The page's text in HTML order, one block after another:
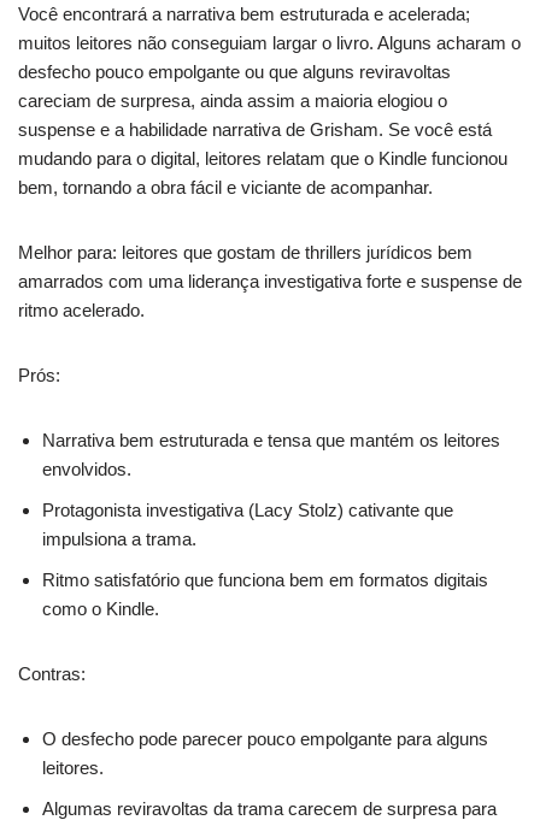
Você encontrará a narrativa bem estruturada e acelerada;
muitos leitores não conseguiam largar o livro. Alguns acharam o
desfecho pouco empolgante ou que alguns reviravoltas
careciam de surpresa, ainda assim a maioria elogiou o
suspense e a habilidade narrativa de Grisham. Se você está
mudando para o digital, leitores relatam que o Kindle funcionou
bem, tornando a obra fácil e viciante de acompanhar.
Melhor para: leitores que gostam de thrillers jurídicos bem
amarrados com uma liderança investigativa forte e suspense de
ritmo acelerado.
Prós:
Narrativa bem estruturada e tensa que mantém os leitores
envolvidos.
Protagonista investigativa (Lacy Stolz) cativante que
impulsiona a trama.
Ritmo satisfatório que funciona bem em formatos digitais
como o Kindle.
Contras:
O desfecho pode parecer pouco empolgante para alguns
leitores.
Algumas reviravoltas da trama carecem de surpresa para